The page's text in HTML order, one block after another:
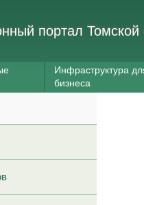
портал Томской
Инфраструктура
бизнеса